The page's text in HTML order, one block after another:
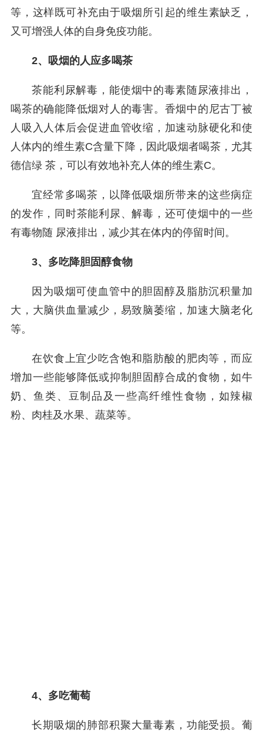
等，这样既可补充由于吸烟所引起的维生素缺乏，
又可增强人体的自身免疫功能。
2、吸烟的人应多喝茶
茶能利尿解毒，能使烟中的毒素随尿液排出，
喝茶的确能降低烟对人的毒害。香烟中的尼古丁被
人吸入人体后会促进血管收缩，加速动脉硬化和使
人体内的维生素C含量下降，因此吸烟者喝茶，尤其
德信绿 茶，可以有效地补充人体的维生素C。
宜经常多喝茶，以降低吸烟所带来的这些病症
的发作，同时茶能利尿、解毒，还可使烟中的一些
有毒物随 尿液排出，减少其在体内的停留时间。
3、多吃降胆固醇食物
因为吸烟可使血管中的胆固醇及脂肪沉积量加
大，大脑供血量减少，易致脑萎缩，加速大脑老化
等。
在饮食上宜少吃含饱和脂肪酸的肥肉等，而应
增加一些能够降低或抑制胆固醇合成的食物，如牛
奶、鱼类、豆制品及一些高纤维性食物，如辣椒
粉、肉桂及水果、蔬菜等。
4、多吃葡萄
长期吸烟的肺部积聚大量毒素，功能受损。葡